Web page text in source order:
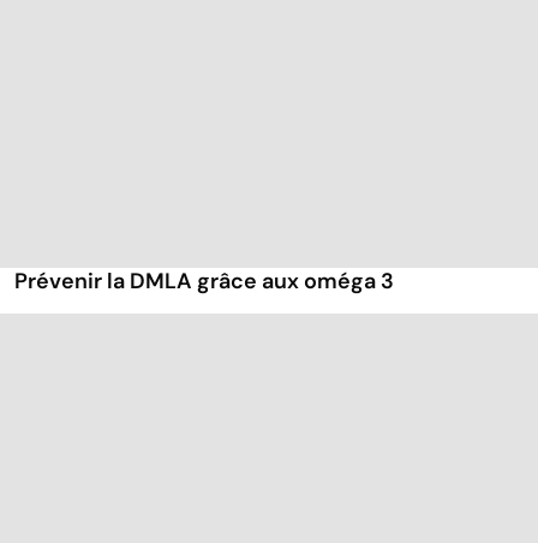
Prévenir la DMLA grâce aux oméga 3